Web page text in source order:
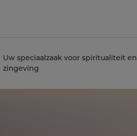
Uw speciaalzaak voor spiritualiteit en
zingeving